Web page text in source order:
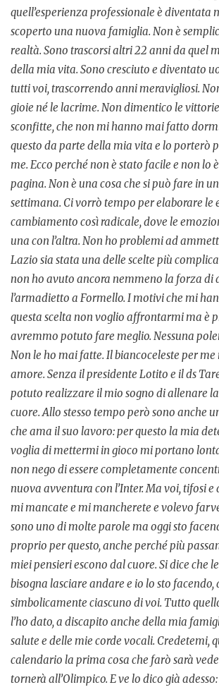
quell’esperienza professionale è diventata
scoperto una nuova famiglia. Non è
realtà. Sono trascorsi altri 22 anni da quel
della mia vita. Sono cresciuto e diventato
tutti voi, trascorrendo anni meravigliosi.
gioie né le lacrime. Non dimentico le
sconfitte, che non mi hanno mai fatto
questo da parte della mia vita e lo porterò
me. Ecco perché non è stato facile e non lo
pagina. Non è una cosa che si può fare in
settimana. Ci vorrò tempo per elaborare le
cambiamento così radicale, dove le
una con l’altra. Non ho problemi ad
Lazio sia stata una delle scelte più
non ho avuto ancora nemmeno la forza di
l’armadietto a Formello. I motivi che mi
questa scelta non voglio affrontarmi ma è
avremmo potuto fare meglio. Nessuna
Non le ho mai fatte. Il biancoceleste per me
amore. Senza il presidente Lotito e il ds
potuto realizzare il mio sogno di allenare
cuore. Allo stesso tempo però sono anche
che ama il suo lavoro: per questo la mia
voglia di mettermi in gioco mi portano
non nego di essere completamente
nuova avventura con l’Inter. Ma voi, tifosi e
mi mancate e mi mancherete e volevo
sono uno di molte parole ma oggi sto
proprio per questo, anche perché più
miei pensieri escono dal cuore. Si dice che
bisogna lasciare andare e io lo sto facendo,
simbolicamente ciascuno di voi. Tutto
l’ho dato, a discapito anche della mia
salute e delle mie corde vocali. Credetemi,
calendario la prima cosa che farò sarà
tornerà all’Olimpico. E ve lo dico già